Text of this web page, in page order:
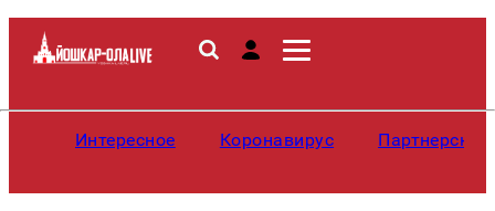
Интересное Коронавирус